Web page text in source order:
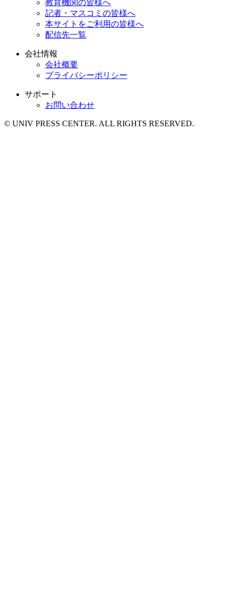
教育機関の皆様へ
記者・マスコミの皆様へ
本サイトをご利用の皆様へ
配信先一覧
会社情報
会社概要
プライバシーポリシー
サポート
お問い合わせ
© UNIV PRESS CENTER. ALL RIGHTS RESERVED.